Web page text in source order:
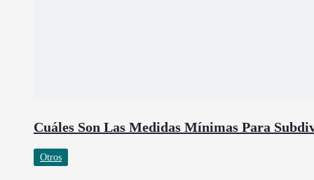
Cuáles Son Las Medidas Mínimas Para
Otros